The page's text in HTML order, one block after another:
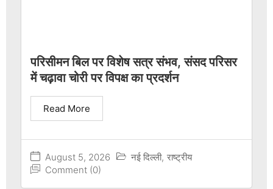
परिसीमन बिल पर विशेष सत्र संभव, संसद परिसर
में चढ़ावा चोरी पर विपक्ष का प्रदर्शन
August 5, 2026 नई दिल्ली, राष्ट्रीय
Comment (0)
Read More